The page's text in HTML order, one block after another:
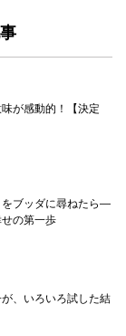
が感動的！【決定
をブッダに尋ねたら―
の第一歩
、いろいろ試した結